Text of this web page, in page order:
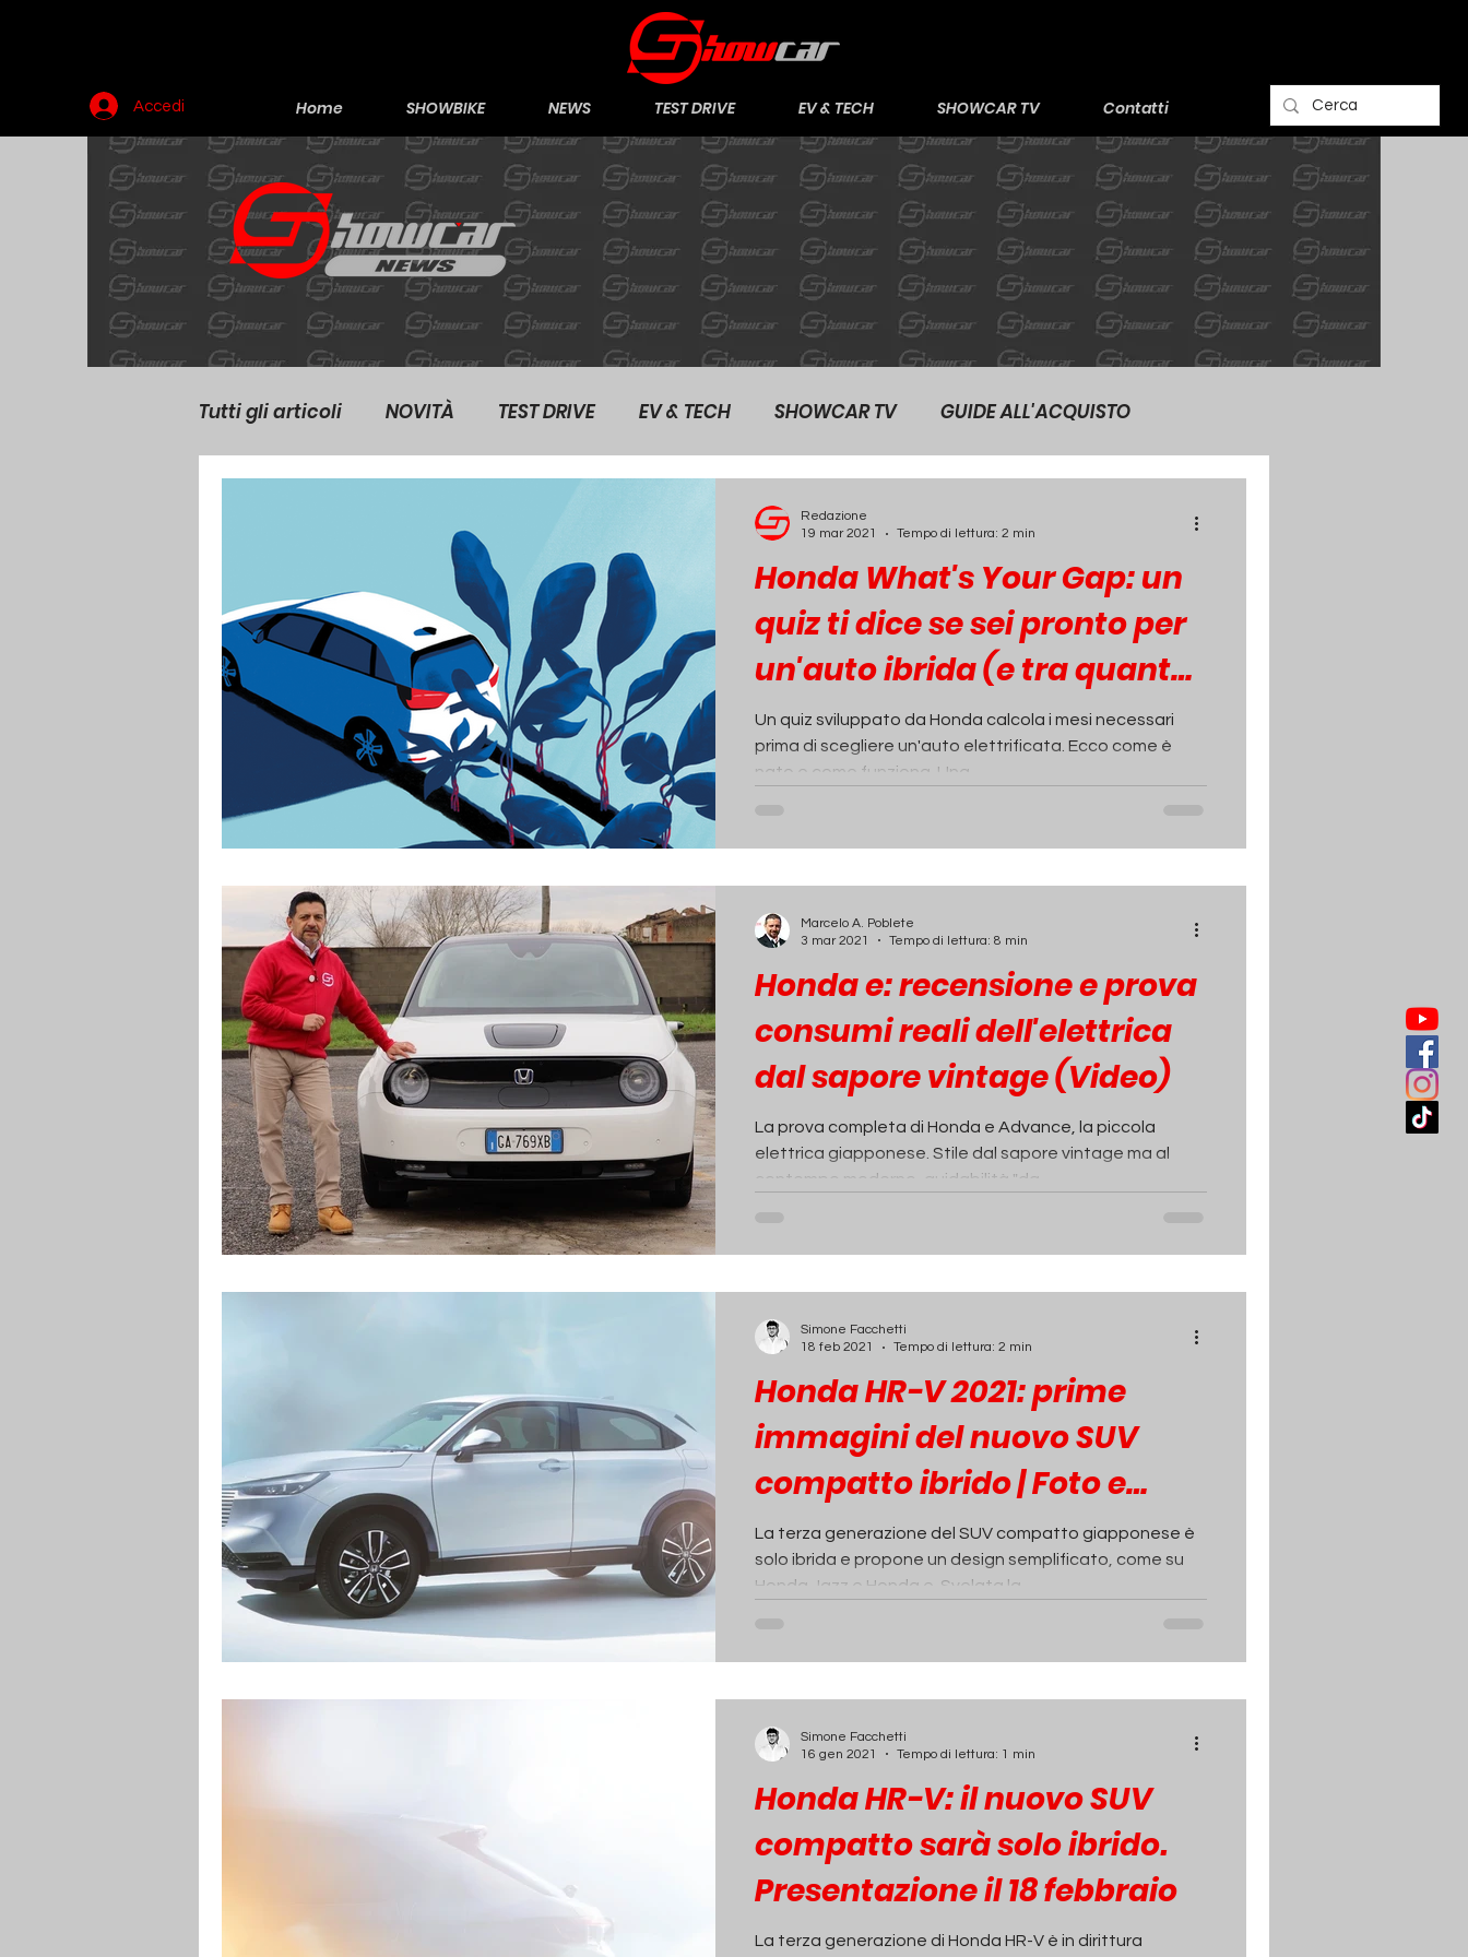
Accedi Home SHOWBIKE NEWS TEST DRIVE EV & TECH SHOWCAR TV Contatti
Tutti gli articoli NOVITÀ TEST DRIVE EV & TECH SHOWCAR TV GUIDE ALL'ACQUISTO
Honda What's Your Gap: un
quiz ti dice se sei pronto per
un'auto ibrida (e tra quanto
la comprerai)
Un quiz sviluppato da Honda calcola i mesi necessari
prima di scegliere un'auto elettrificata. Ecco come è
nato e come funziona. Una...
Redazione
19 mar 2021
Tempo di lettura: 2 min
Honda e: recensione e prova
consumi reali dell'elettrica
dal sapore vintage (Video)
La prova completa di Honda e Advance, la piccola
elettrica giapponese. Stile dal sapore vintage ma al
contempo moderno, guidabilità "da...
Marcelo A. Poblete
3 mar 2021
Tempo di lettura: 8 min
Honda HR-V 2021: prime
immagini del nuovo SUV
compatto ibrido | Foto e
uscita
La terza generazione del SUV compatto giapponese è
solo ibrida e propone un design semplificato, come su
Honda Jazz e Honda e. Svelata la...
Simone Facchetti
18 feb 2021
Tempo di lettura: 2 min
Honda HR-V: il nuovo SUV
compatto sarà solo ibrido.
Presentazione il 18 febbraio
La terza generazione di Honda HR-V è in dirittura
Simone Facchetti
16 gen 2021
Tempo di lettura: 1 min